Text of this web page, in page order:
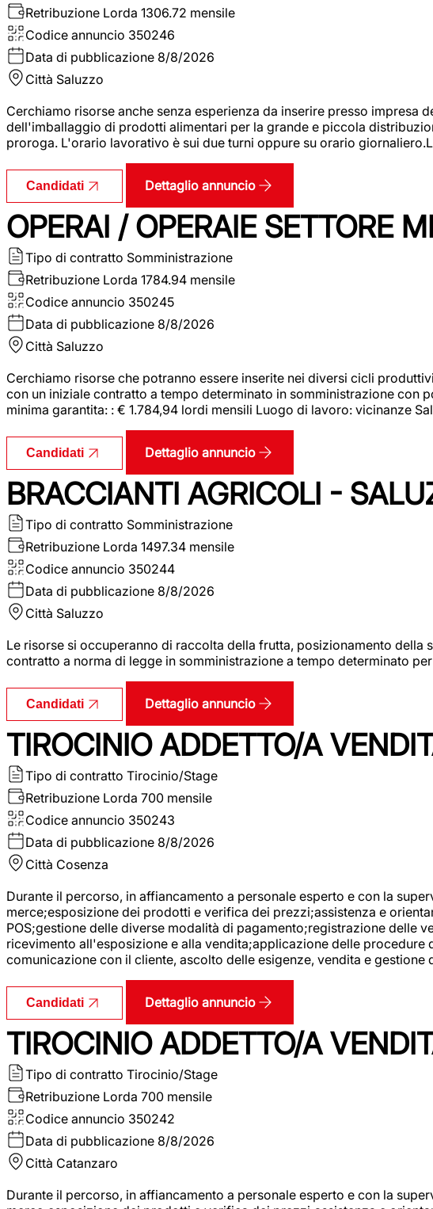
Retribuzione Lorda 1306.72 mensile
Codice annuncio 350246
Data di pubblicazione 8/8/2026
Città Saluzzo
Cerchiamo risorse anche senza esperienza da inserire presso
dell'imballaggio di prodotti alimentari per la grande e piccola
proroga. L'orario lavorativo è sui due turni oppure su orario
Candidati Dettaglio annuncio
OPERAI / OPERAIE SETTORE
Tipo di contratto Somministrazione
Retribuzione Lorda 1784.94 mensile
Codice annuncio 350245
Data di pubblicazione 8/8/2026
Città Saluzzo
Cerchiamo risorse che potranno essere inserite nei diversi cicli
con un iniziale contratto a tempo determinato in somministrazione con
minima garantita: : € 1.784,94 lordi mensili Luogo di lavoro: vicinanze
Candidati Dettaglio annuncio
BRACCIANTI AGRICOLI -
Tipo di contratto Somministrazione
Retribuzione Lorda 1497.34 mensile
Codice annuncio 350244
Data di pubblicazione 8/8/2026
Città Saluzzo
Le risorse si occuperanno di raccolta della frutta, posizionamento della
contratto a norma di legge in somministrazione a tempo determinato
Candidati Dettaglio annuncio
TIROCINIO ADDETTO/A
Tipo di contratto Tirocinio/Stage
Retribuzione Lorda 700 mensile
Codice annuncio 350243
Data di pubblicazione 8/8/2026
Città Cosenza
Durante il percorso, in affiancamento a personale esperto e con la
merce;esposizione dei prodotti e verifica dei prezzi;assistenza e
POS;gestione delle diverse modalità di pagamento;registrazione delle
ricevimento all'esposizione e alla vendita;applicazione delle
comunicazione con il cliente, ascolto delle esigenze, vendita e
Candidati Dettaglio annuncio
TIROCINIO ADDETTO/A
Tipo di contratto Tirocinio/Stage
Retribuzione Lorda 700 mensile
Codice annuncio 350242
Data di pubblicazione 8/8/2026
Città Catanzaro
Durante il percorso, in affiancamento a personale esperto e con la